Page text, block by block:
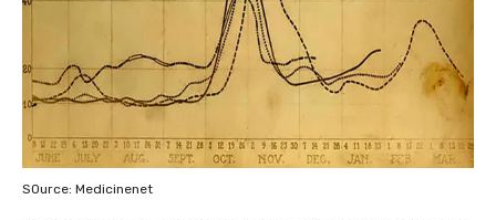
SOurce: Medicinenet